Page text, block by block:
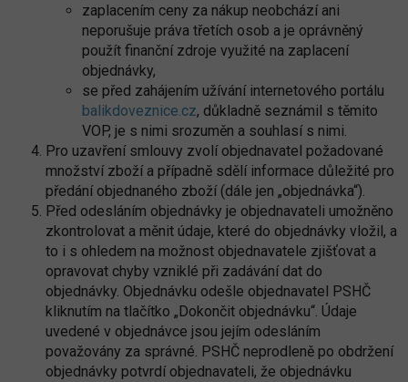
zaplacením ceny za nákup neobchází ani
neporušuje práva třetích osob a je oprávněný
použít finanční zdroje využité na zaplacení
objednávky,
se před zahájením užívání internetového portálu
balikdoveznice.cz, důkladně seznámil s těmito
VOP, je s nimi srozuměn a souhlasí s nimi.
Pro uzavření smlouvy zvolí objednavatel požadované
množství zboží a případně sdělí informace důležité pro
předání objednaného zboží (dále jen „objednávka“).
Před odesláním objednávky je objednavateli umožněno
zkontrolovat a měnit údaje, které do objednávky vložil, a
to i s ohledem na možnost objednavatele zjišťovat a
opravovat chyby vzniklé při zadávání dat do
objednávky. Objednávku odešle objednavatel PSHČ
kliknutím na tlačítko „Dokončit objednávku“. Údaje
uvedené v objednávce jsou jejím odesláním
považovány za správné. PSHČ neprodleně po obdržení
objednávky potvrdí objednavateli, že objednávku